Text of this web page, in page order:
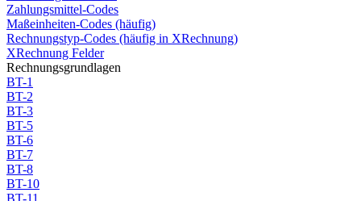
Zahlungsmittel-Codes
Maßeinheiten-Codes (häufig)
Rechnungstyp-Codes (häufig in XRechnung)
XRechnung Felder
Rechnungsgrundlagen
BT-1
BT-2
BT-3
BT-5
BT-6
BT-7
BT-8
BT-10
BT-11